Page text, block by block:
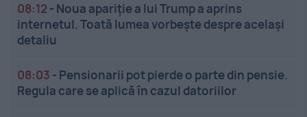
08:12 - Noua apariție a lui Trump a aprins
internetul. Toată lumea vorbește despre același
detaliu
08:03 - Pensionarii pot pierde o parte din pensie.
Regula care se aplică în cazul datoriilor